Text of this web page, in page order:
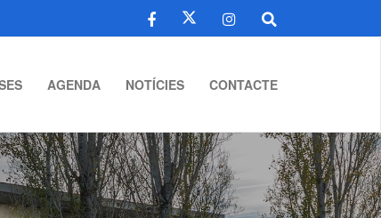
AGENDA NOTÍCIES CONTACTE